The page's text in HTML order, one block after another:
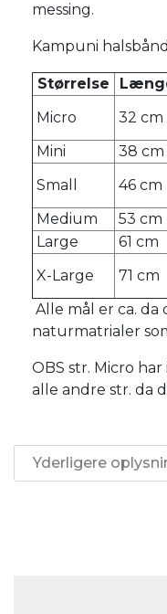
messing.
Kampuni
Størrelse
Micro
32 cm
Mini
38 cm
Small
46 cm
Medium
53 cm
Large
61 cm
X-Large
71 cm
Alle mål er ca. da
naturmatrialer
OBS str. Micro
alle andre str. da
Yderligere